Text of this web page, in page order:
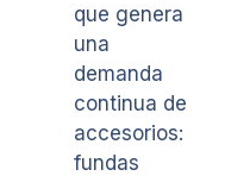
que genera
una
demanda
continua de
accesorios:
fundas